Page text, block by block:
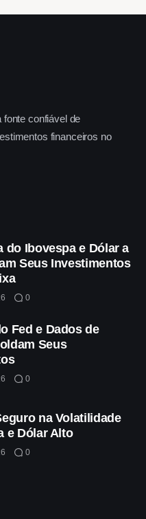
confiável de
financeiros no
do Ibovespa e Dólar a
Seus Investimentos
0
Fed e Dados de
Seus
0
na Volatilidade
e Dólar Alto
0